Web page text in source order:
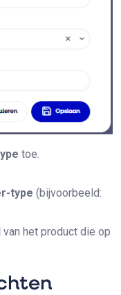
toe.
type (bijvoorbeeld:
van het product die op